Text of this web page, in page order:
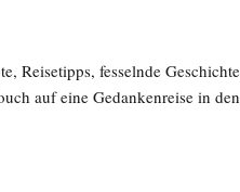
Reisetipps, fesselnde
auf eine Gedankenreise in